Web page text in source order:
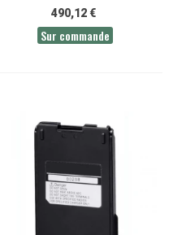
SOL ICOM
490,12 €
Sur commande